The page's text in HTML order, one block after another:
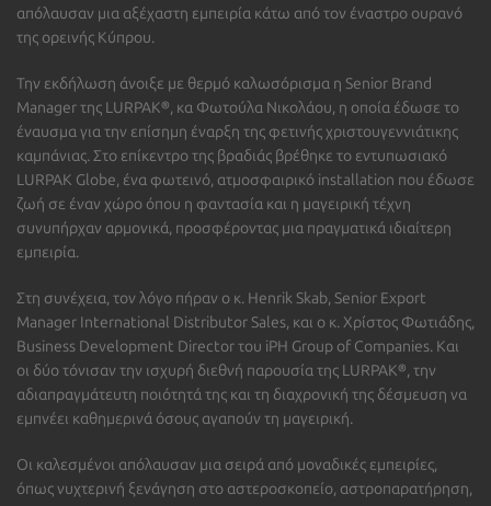
απόλαυσαν μια αξέχαστη εμπειρία κάτω από τον έναστρο ουρανό
της ορεινής Κύπρου.
Την εκδήλωση άνοιξε με θερμό καλωσόρισμα η Senior Brand
Manager της LURPAK®, κα Φωτούλα Νικολάου, η οποία έδωσε το
έναυσμα για την επίσημη έναρξη της φετινής χριστουγεννιάτικης
καμπάνιας. Στο επίκεντρο της βραδιάς βρέθηκε το εντυπωσιακό
LURPAK Globe, ένα φωτεινό, ατμοσφαιρικό installation που έδωσε
ζωή σε έναν χώρο όπου η φαντασία και η μαγειρική τέχνη
συνυπήρχαν αρμονικά, προσφέροντας μια πραγματικά ιδιαίτερη
εμπειρία.
Στη συνέχεια, τον λόγο πήραν ο κ. Henrik Skab, Senior Export
Manager International Distributor Sales, και ο κ. Χρίστος Φωτιάδης,
Business Development Director του iPH Group of Companies. Και
οι δύο τόνισαν την ισχυρή διεθνή παρουσία της LURPAK®, την
αδιαπραγμάτευτη ποιότητά της και τη διαχρονική της δέσμευση να
εμπνέει καθημερινά όσους αγαπούν τη μαγειρική.
Οι καλεσμένοι απόλαυσαν μια σειρά από μοναδικές εμπειρίες,
όπως νυχτερινή ξενάγηση στο αστεροσκοπείο, αστροπαρατήρηση,